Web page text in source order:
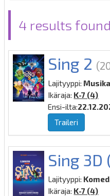
4 results found
Sing 2
Lajityyppi:
Ikäraja: K-7 (4)
Ensi-ilta:
Traileri
Sing 3D
Lajityyppi:
Ikäraja: K-7 (4)